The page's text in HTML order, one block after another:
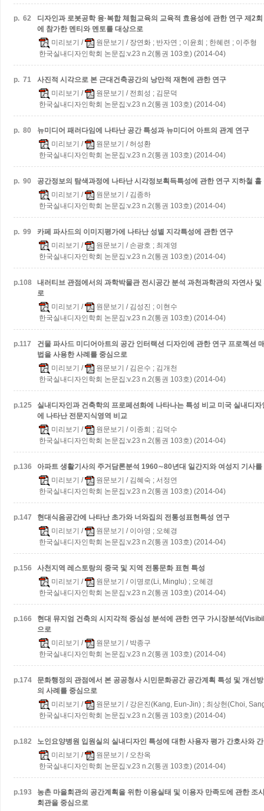
p. 62 디자인과 로봇공학 융·복합 체험교육의 교육적 효용성에 관한 연구 제2
에 참가한 멘티와 멘토를 대상으로
미리보기 / 원문보기 / 장연화 ; 반자연 ; 이윤희 ; 한혜련 ; 이주형
한국실내디자인학회 논문집:v.23 n.2(통권 103호) (2014-04)
p. 71
사진적 시각으로 본 근대건축공간의 낭만적 재현에 관한 연구
미리보기 / 원문보기 / 전희성 ; 김문덕
한국실내디자인학회 논문집:v.23 n.2(통권 103호) (2014-04)
p. 80
뉴미디어 패러다임에 나타난 공간 특성과 뉴미디어 아트의 관계 연구
미리보기 / 원문보기 / 허성환
한국실내디자인학회 논문집:v.23 n.2(통권 103호) (2014-04)
p. 90 공간정보의 탐색과정에 나타난 시각정보획득특성에 관한 연구 지하철 홀
미리보기 / 원문보기 / 김종하
한국실내디자인학회 논문집:v.23 n.2(통권 103호) (2014-04)
p. 99
카페 파사드의 이미지평가에 나타난 성별 지각특성에 관한 연구
미리보기 / 원문보기 / 손광호 ; 최계영
한국실내디자인학회 논문집:v.23 n.2(통권 103호) (2014-04)
p.108 내러티브 관점에서의 과학박물관 전시공간 분석 과천과학관의 자연사
로
미리보기 / 원문보기 / 김성진 ; 이현수
한국실내디자인학회 논문집:v.23 n.2(통권 103호) (2014-04)
p.117 건물 파사드 미디어아트의 공간 인터랙션 디자인에 관한 연구 프로젝션
법을 사용한 사례를 중심으로
미리보기 / 원문보기 / 김은수 ; 김개천
한국실내디자인학회 논문집:v.23 n.2(통권 103호) (2014-04)
p.125 실내디자인과 건축학의 프로페션화에 나타나는 특성 비교 미국 실내디
에 나타난 전문지식영역 비교
미리보기 / 원문보기 / 이종희 ; 김덕수
한국실내디자인학회 논문집:v.23 n.2(통권 103호) (2014-04)
p.136 아파트 생활기사의 주거담론분석 1960∼80년대 일간지와 여성지 기사를
미리보기 / 원문보기 / 김혜숙 ; 서정연
한국실내디자인학회 논문집:v.23 n.2(통권 103호) (2014-04)
p.147
현대식음공간에 나타난 초가와 너와집의 전통성표현특성 연구
미리보기 / 원문보기 / 이아영 ; 오혜경
한국실내디자인학회 논문집:v.23 n.2(통권 103호) (2014-04)
p.156
사천지역 레스토랑의 중국 및 지역 전통문화 표현 특성
미리보기 / 원문보기 / 이명로(Li, Minglu) ; 오혜경
한국실내디자인학회 논문집:v.23 n.2(통권 103호) (2014-04)
p.166 현대 뮤지엄 건축의 시지각적 중심성 분석에 관한 연구 가시장분석
으로
미리보기 / 원문보기 / 박종구
한국실내디자인학회 논문집:v.23 n.2(통권 103호) (2014-04)
p.174
문화행정의 관점에서 본 공공청사 시민문화공간 공간계획 특성 및 개선
의 사례를 중심으로
미리보기 / 원문보기 / 강은진(Kang, Eun-Jin) ; 최상헌(Choi,
한국실내디자인학회 논문집:v.23 n.2(통권 103호) (2014-04)
p.182 노인요양병원 입원실의 실내디자인 특성에 대한 사용자 평가 간호사와
미리보기 / 원문보기 / 오찬옥
한국실내디자인학회 논문집:v.23 n.2(통권 103호) (2014-04)
p.193
농촌 마을회관의 공간계획을 위한 이용실태 및 이용자 만족도에 관한 조
회관을 중심으로